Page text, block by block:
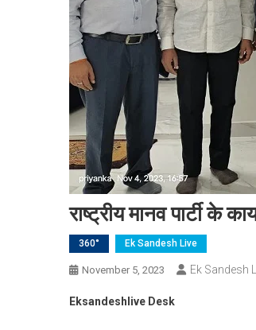
राष्ट्रीय मानव पार्टी के
360° Ek Sandesh Live
November 5, 2023 Ek Sandesh
Eksandeshlive Desk